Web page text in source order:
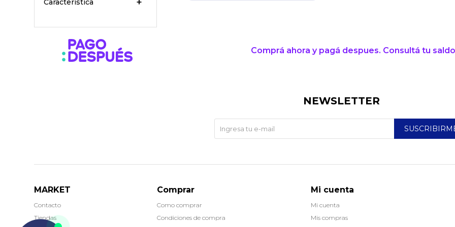
Característica
Comprá ahora y pagá despues. Consultá tu
MARKET
Contacto
Tiendas
Comprar
Como comprar
Condiciones de compra
Mi cuenta
Mi cuenta
Mis compras
NEWSLETTER